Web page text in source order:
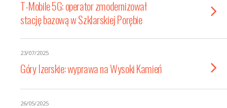
T-Mobile 5G: operator zmodernizował
stację bazową w Szklarskiej Porębie
23/07/2025
Góry Izerskie: wyprawa na Wysoki Kamień
26/05/2025